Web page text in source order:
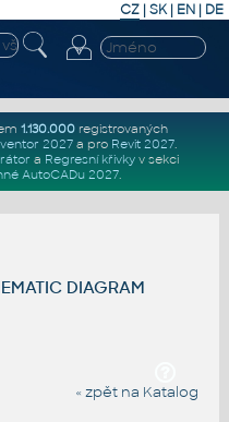
CZ | SK| EN | DE
1.130.000registrovaných
2027a pro Revit 2027.
a Regresní křivkyv sekci
AutoCADu 2027.
DIAGRAM
« zpět na Katalog